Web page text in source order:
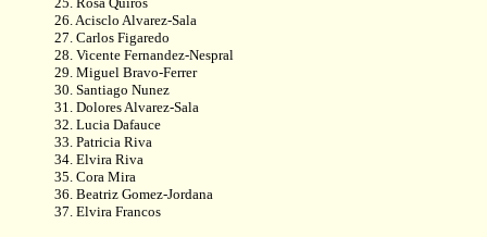
26. Acisclo Alvarez-Sala
27. Carlos Figaredo
28. Vicente Fernandez-Nespral
29. Miguel Bravo-Ferrer
30. Santiago Nunez
31. Dolores Alvarez-Sala
32. Lucia Dafauce
33. Patricia Riva
34. Elvira Riva
35. Cora Mira
36. Beatriz Gomez-Jordana
37. Elvira Francos